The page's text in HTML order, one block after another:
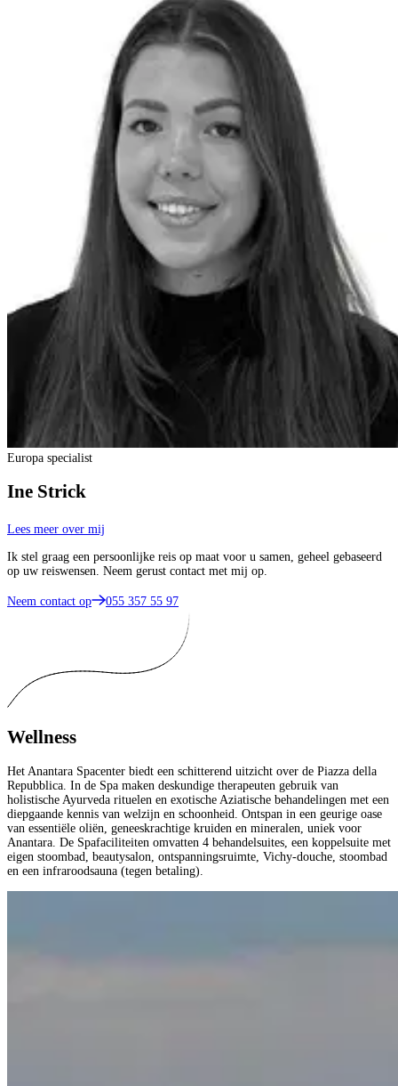
Europa specialist
Ine Strick
Lees meer over mij
Ik stel graag een persoonlijke reis op maat voor u samen, geheel gebaseerd
op uw reiswensen. Neem gerust contact met mij op.
Neem contact op 055 357 55 97
Wellness
Het Anantara Spacenter biedt een schitterend uitzicht over de Piazza della
Repubblica. In de Spa maken deskundige therapeuten gebruik van
holistische Ayurveda rituelen en exotische Aziatische behandelingen met een
diepgaande kennis van welzijn en schoonheid. Ontspan in een geurige oase
van essentiële oliën, geneeskrachtige kruiden en mineralen, uniek voor
Anantara. De Spafaciliteiten omvatten 4 behandelsuites, een koppelsuite met
eigen stoombad, beautysalon, ontspanningsruimte, Vichy-douche, stoombad
en een infraroodsauna (tegen betaling).